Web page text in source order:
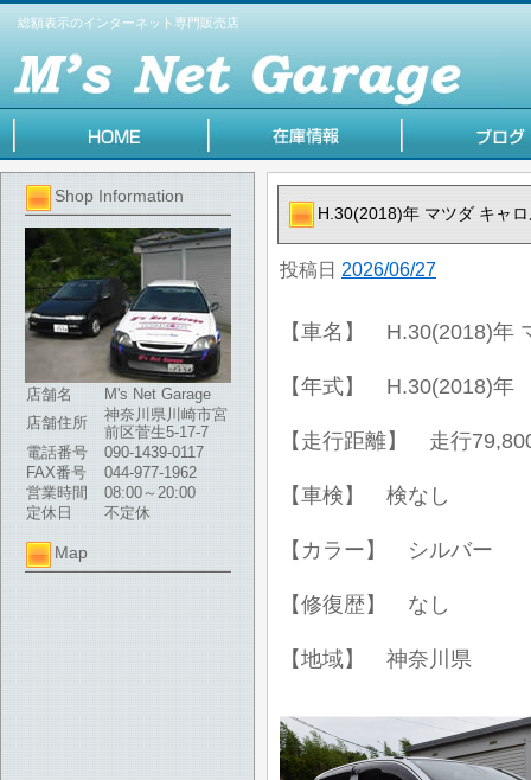
総額表示のインターネット専門販売店
Shop Information
店舗名
M's Net Garage
店舗住所
神奈川県川崎市宮
前区菅生5-17-7
電話番号
090-1439-0117
FAX番号
044-977-1962
営業時間
08:00～20:00
定休日
不定休
Map
H.30(2018)年 マツダ キャ
投稿日 2026/06/27
【車名】 H.30(2018)年
【年式】 H.30(2018)年
【走行距離】 走行
【車検】 検なし
【カラー】 シルバー
【修復歴】 なし
【地域】 神奈川県